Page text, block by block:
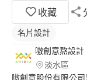
收藏
名片設計
嗷創意熬設計
淡水區
嗷創意股份有限公